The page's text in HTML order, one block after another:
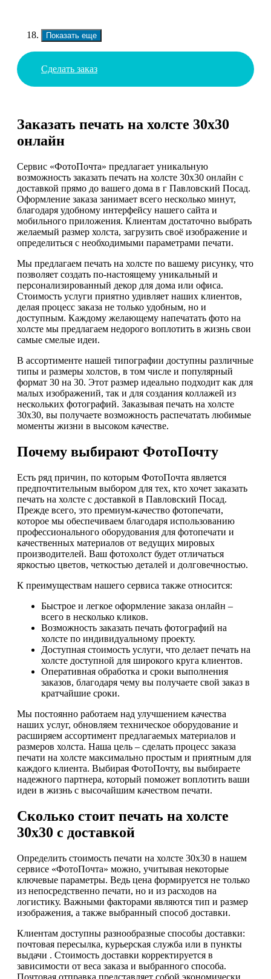
Показать еще
Сделать заказ
Заказать печать на холсте 30х30
онлайн
Сервис «ФотоПочта» предлагает уникальную
возможность заказать печать на холсте 30х30 онлайн с
доставкой прямо до вашего дома в г Павловский Посад.
Оформление заказа занимает всего несколько минут,
благодаря удобному интерфейсу нашего сайта и
мобильного приложения. Клиентам достаточно выбрать
желаемый размер холста, загрузить своё изображение и
определиться с необходимыми параметрами печати.
Мы предлагаем печать на холсте по вашему рисунку, что
позволяет создать по-настоящему уникальный и
персонализированный декор для дома или офиса.
Стоимость услуги приятно удивляет наших клиентов,
делая процесс заказа не только удобным, но и
доступным. Каждому желающему напечатать фото на
холсте мы предлагаем недорого воплотить в жизнь свои
самые смелые идеи.
В ассортименте нашей типографии доступны различные
типы и размеры холстов, в том числе и популярный
формат 30 на 30. Этот размер идеально подходит как для
малых изображений, так и для создания коллажей из
нескольких фотографий. Заказывая печать на холсте
30х30, вы получаете возможность распечатать любимые
моменты жизни в высоком качестве.
Почему выбирают ФотоПочту
Есть ряд причин, по которым ФотоПочта является
предпочтительным выбором для тех, кто хочет заказать
печать на холсте с доставкой в Павловский Посад.
Прежде всего, это премиум-качество фотопечати,
которое мы обеспечиваем благодаря использованию
профессионального оборудования для фотопечати и
качественных материалов от ведущих мировых
производителей. Ваш фотохолст будет отличаться
яркостью цветов, четкостью деталей и долговечностью.
К преимуществам нашего сервиса также относится:
Быстрое и легкое оформление заказа онлайн –
всего в несколько кликов.
Возможность заказать печать фотографий на
холсте по индивидуальному проекту.
Доступная стоимость услуги, что делает печать на
холсте доступной для широкого круга клиентов.
Оперативная обработка и сроки выполнения
заказов, благодаря чему вы получаете свой заказ в
кратчайшие сроки.
Мы постоянно работаем над улучшением качества
наших услуг, обновляем техническое оборудование и
расширяем ассортимент предлагаемых материалов и
размеров холста. Наша цель – сделать процесс заказа
печати на холсте максимально простым и приятным для
каждого клиента. Выбирая ФотоПочту, вы выбираете
надежного партнера, который поможет воплотить ваши
идеи в жизнь с высочайшим качеством печати.
Сколько стоит печать на холсте
30х30 с доставкой
Определить стоимость печати на холсте 30х30 в нашем
сервисе «ФотоПочта» можно, учитывая некоторые
ключевые параметры. Ведь цена формируется не только
из непосредственно печати, но и из расходов на
логистику. Важными факторами являются тип и размер
изображения, а также выбранный способ доставки.
Клиентам доступны разнообразные способы доставки:
почтовая пересылка, курьерская служба или в пункты
выдачи . Стоимость доставки корректируется в
зависимости от веса заказа и выбранного способа.
Почтовая отправка представляет собой экономически